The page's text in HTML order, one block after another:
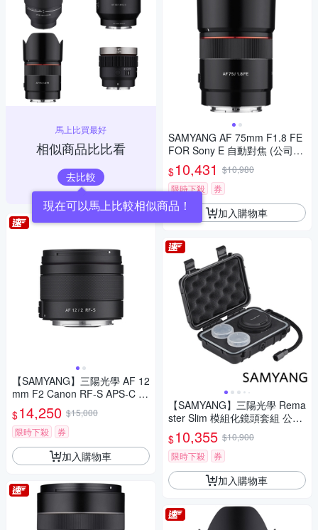
馬上比買最好
相似商品比比看
去比較
現在可以馬上比較相似商品！
【SAMYANG】三陽光學 AF 12
mm F2 Canon RF-S APS-C 自
動對焦鏡頭 公司貨
$14,250 $15,000
限時下殺
券
加入購物車
SAMYANG AF 75mm F1.8 FE
FOR Sony E 自動對焦 (公司
貨)
$10,431 $10,980
限時下殺
券
加入購物車
【SAMYANG】三陽光學 Rema
ster Slim 模組化鏡頭套組 公司
貨
$10,355 $10,900
限時下殺
券
加入購物車